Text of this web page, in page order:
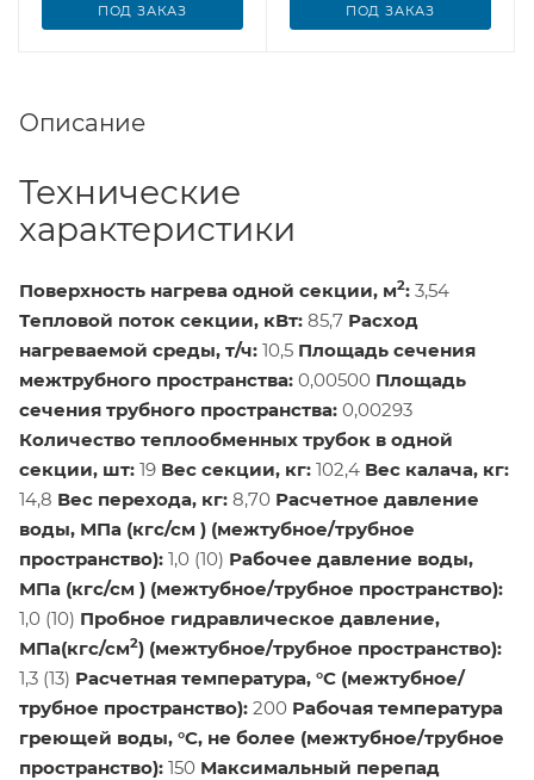
ПОД ЗАКАЗ ПОД ЗАКАЗ
Описание
Технические
характеристики
Поверхность нагрева одной секции, м2: 3,54
Тепловой поток секции, кВт: 85,7 Расход
нагреваемой среды, т/ч: 10,5 Площадь сечения
межтрубного пространства: 0,00500 Площадь
сечения трубного пространства: 0,00293
Количество теплообменных трубок в одной
секции, шт: 19 Вес секции, кг: 102,4 Вес калача, кг:
14,8 Вес перехода, кг: 8,70 Расчетное давление
воды, МПа (кгс/см ) (межтубное/трубное
пространство): 1,0 (10) Рабочее давление воды,
МПа (кгс/см ) (межтубное/трубное пространство):
1,0 (10) Пробное гидравлическое давление,
МПа(кгс/см2) (межтубное/трубное пространство):
1,3 (13) Расчетная температура, °С (межтубное/
трубное пространство): 200 Рабочая температура
греющей воды, °С, не более (межтубное/трубное
пространство): 150 Максимальный перепад